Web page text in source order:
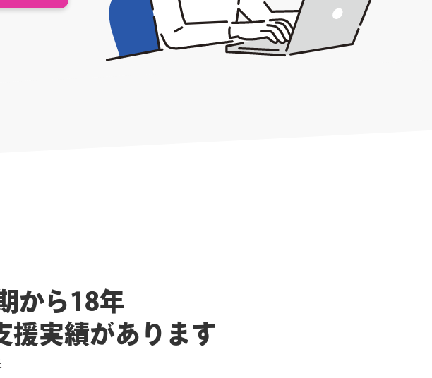
から18年
援実績があります